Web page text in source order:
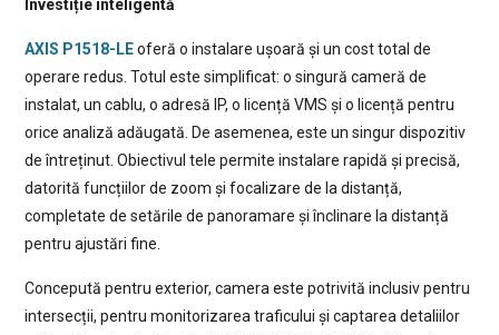
Investiție inteligentă
AXIS P1518-LEoferă o instalare ușoară și un cost total de
operare redus. Totul este simplificat: o singură cameră de
instalat, un cablu, o adresă IP, o licență VMS și o licență pentru
orice analiză adăugată. De asemenea, este un singur dispozitiv
de întreținut. Obiectivul tele permite instalare rapidă și precisă,
datorită funcțiilor de zoom și focalizare de la distanță,
completate de setările de panoramare și înclinare la distanță
pentru ajustări fine.
Concepută pentru exterior, camera este potrivită inclusiv pentru
intersecții, pentru monitorizarea traficului și captarea detaliilor